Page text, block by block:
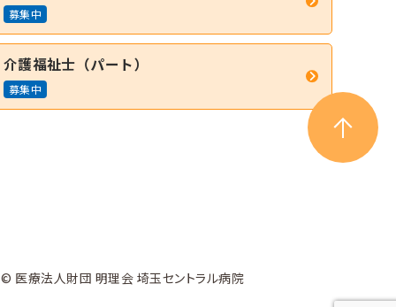
募集中
介護福祉士（パート）
募集中
© 医療法人財団 明理会 埼玉セントラル病院